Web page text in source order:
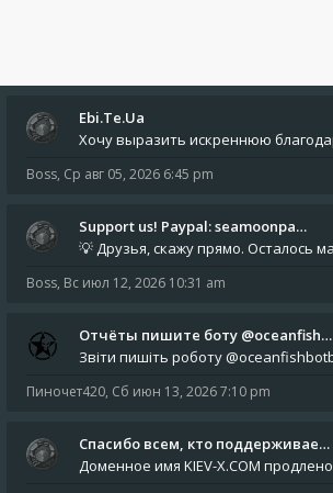
Ebi.Te.Ua
Boss, Ср авг 05, 2026 6:45 pm
Support us! Paypal: seamoonpa…
Boss, Вс июл 12, 2026 10:31 am
Отчёты пишите боту @oceanfish…
Пиночет420, Сб июн 13, 2026 7:10 pm
Спасибо всем, кто поддерживае…